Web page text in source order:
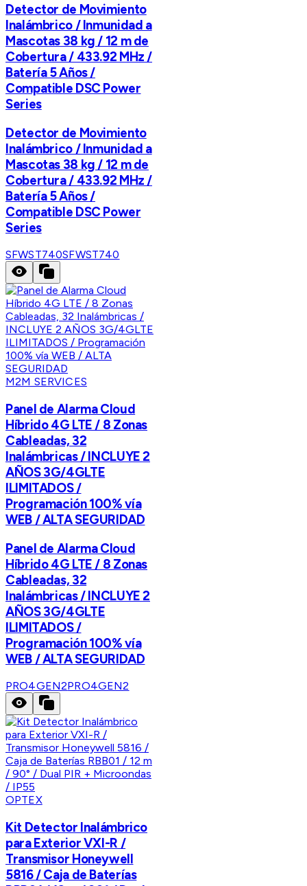
Detector de Movimiento
Inalámbrico / Inmunidad a
Mascotas 38 kg / 12 m de
Cobertura / 433.92 MHz /
Batería 5 Años /
Compatible DSC Power
Series
Detector de Movimiento
Inalámbrico / Inmunidad a
Mascotas 38 kg / 12 m de
Cobertura / 433.92 MHz /
Batería 5 Años /
Compatible DSC Power
Series
SFWST740SFWST740
M2M SERVICES
Panel de Alarma Cloud
Híbrido 4G LTE / 8 Zonas
Cableadas, 32
Inalámbricas / INCLUYE 2
AÑOS 3G/4GLTE
ILIMITADOS /
Programación 100% vía
WEB / ALTA SEGURIDAD
Panel de Alarma Cloud
Híbrido 4G LTE / 8 Zonas
Cableadas, 32
Inalámbricas / INCLUYE 2
AÑOS 3G/4GLTE
ILIMITADOS /
Programación 100% vía
WEB / ALTA SEGURIDAD
PRO4GEN2PRO4GEN2
OPTEX
Kit Detector Inalámbrico
para Exterior VXI-R /
Transmisor Honeywell
5816 / Caja de Baterías